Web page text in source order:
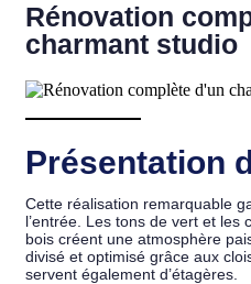
Rénovation
charmant studio
Présentation
Cette réalisation remarquable
l’entrée. Les tons de vert et les
bois créent une atmosphère
divisé et optimisé grâce aux
servent également d’étagères.